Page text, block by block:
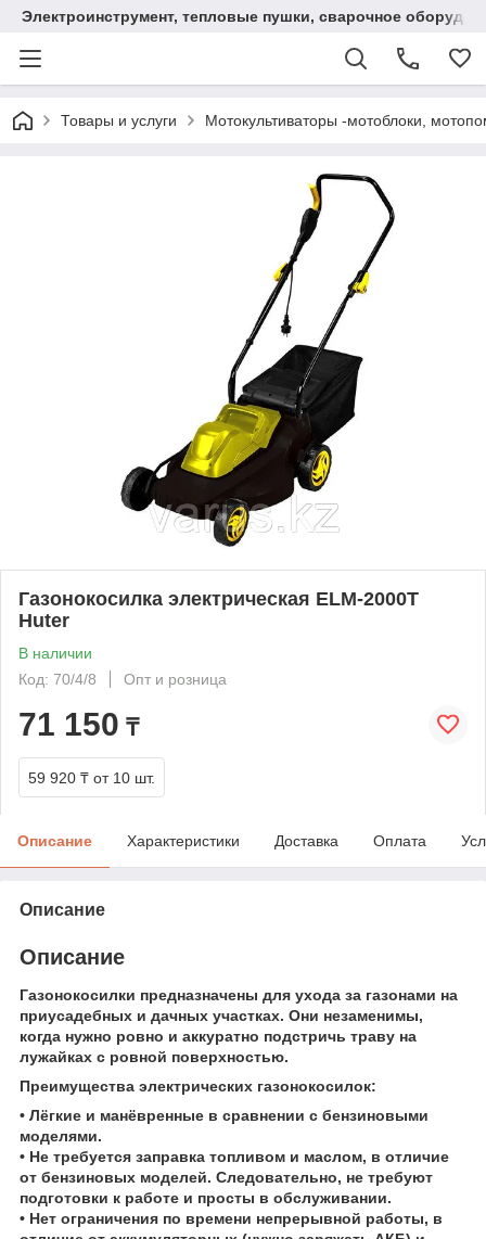
Электроинструмент, тепловые пушки, сварочное
Товары и услуги Мотокультиваторы -мотоблоки,
Газонокосилка электрическая ELM-2000T
Huter
В наличии
Код: 70/4/8
Опт и розница
71 150 ₸
59 920 ₸ от 10 шт.
Описание Характеристики Доставка Оплата
Описание
Описание
Газонокосилки предназначены для ухода за газонами на
приусадебных и дачных участках. Они незаменимы,
когда нужно ровно и аккуратно подстричь траву на
лужайках с ровной поверхностью.
Преимущества электрических газонокосилок:
• Лёгкие и манёвренные в сравнении с бензиновыми
моделями.
• Не требуется заправка топливом и маслом, в отличие
от бензиновых моделей. Следовательно, не требуют
подготовки к работе и просты в обслуживании.
• Нет ограничения по времени непрерывной работы, в